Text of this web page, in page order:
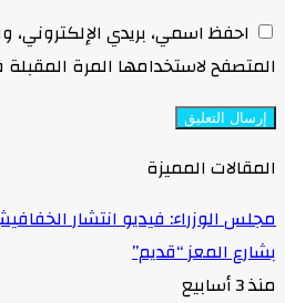
احفظ اسمي، بريدي الإلكتروني،
المتصفح لاستخدامها المرة
المقالات المميزة
مجلس الوزراء: فيديو انتشار
بشارع المعز “قديم”
منذ 3 أسابيع